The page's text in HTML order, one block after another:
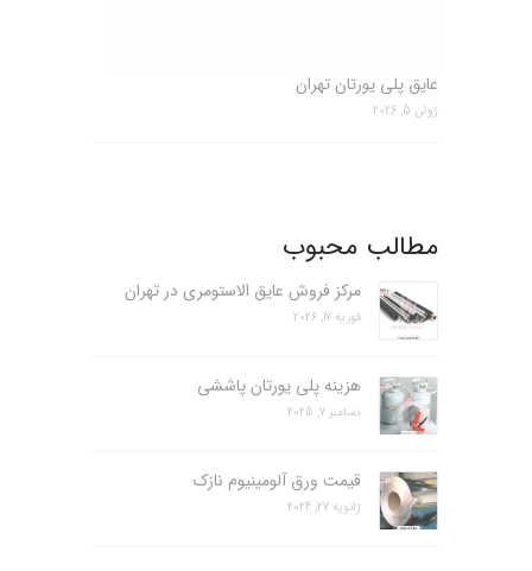
عایق پلی یورتان تهران
ژوئن 5, 2026
مطالب محبوب
مرکز فروش عایق الاستومری در تهران
فوریه 17, 2026
هزینه پلی یورتان پاششی
دسامبر 7, 2025
قیمت ورق آلومینیوم نازک
ژانویه 27, 2024